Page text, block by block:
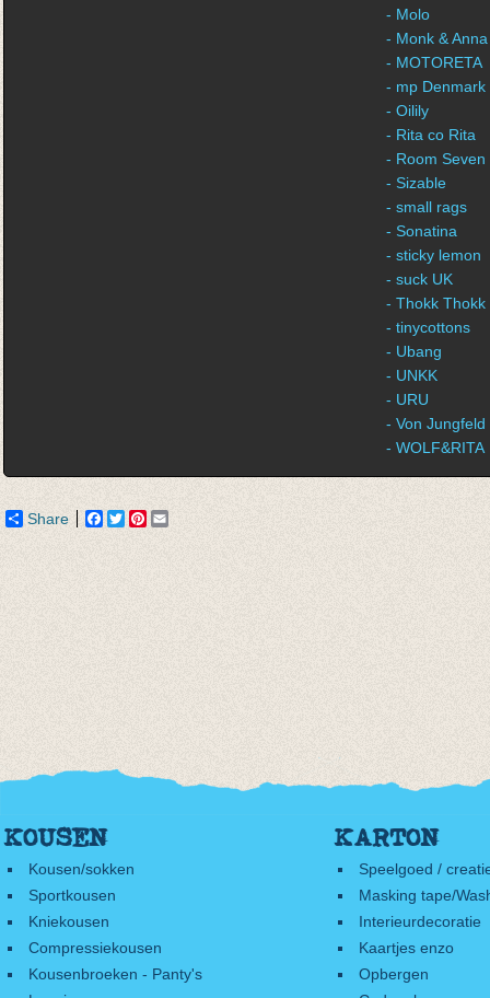
- Molo
- Monk & Anna
- MOTORETA
- mp Denmark
- Oilily
- Rita co Rita
- Room Seven
- Sizable
- small rags
- Sonatina
- sticky lemon
- suck UK
- Thokk Thokk
- tinycottons
- Ubang
- UNKK
- URU
- Von Jungfeld
- WOLF&RITA
Share Facebook
TwitterPinterest
KOUSEN
Kousen/sokken
Sportkousen
Kniekousen
Compressiekousen
Kousenbroeken - Panty's
KARTON
Speelgoed /
Masking tape/
Interieurdecoratie
Kaartjes enzo
Opbergen